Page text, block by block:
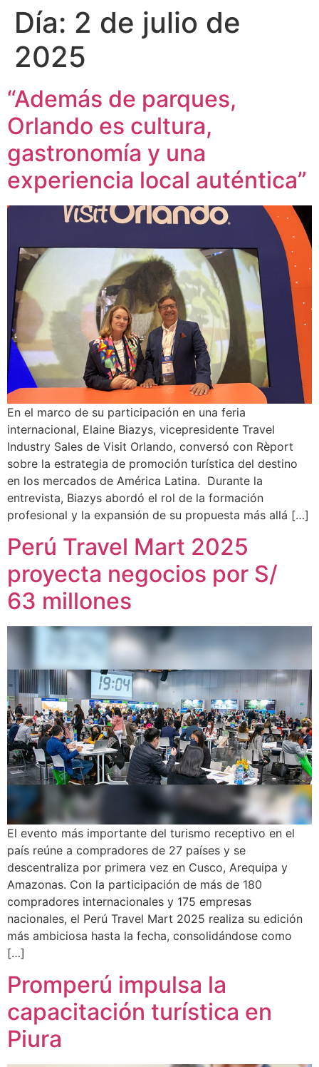
Día: 2 de julio de
2025
“Además de parques,
Orlando es cultura,
gastronomía y una
experiencia local auténtica”
En el marco de su participación en una feria
internacional, Elaine Biazys, vicepresidente Travel
Industry Sales de Visit Orlando, conversó con Rèport
sobre la estrategia de promoción turística del destino
en los mercados de América Latina. Durante la
entrevista, Biazys abordó el rol de la formación
profesional y la expansión de su propuesta más allá […]
Perú Travel Mart 2025
proyecta negocios por S/
63 millones
El evento más importante del turismo receptivo en el
país reúne a compradores de 27 países y se
descentraliza por primera vez en Cusco, Arequipa y
Amazonas. Con la participación de más de 180
compradores internacionales y 175 empresas
nacionales, el Perú Travel Mart 2025 realiza su edición
más ambiciosa hasta la fecha, consolidándose como
[…]
Promperú impulsa la
capacitación turística en
Piura